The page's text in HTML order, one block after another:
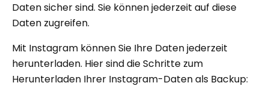
Daten sicher sind. Sie können jederzeit auf diese
Daten zugreifen.
Mit Instagram können Sie Ihre Daten jederzeit
herunterladen. Hier sind die Schritte zum
Herunterladen Ihrer Instagram-Daten als Backup: